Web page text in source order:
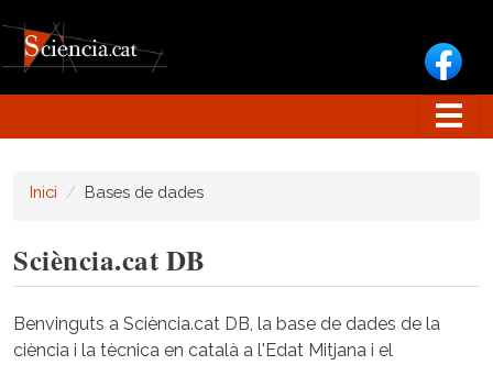
Inici Bases de dades
Sciència.cat DB
Benvinguts a Sciència.cat DB, la base de dades de la
ciència i la tècnica en català a l'Edat Mitjana i el